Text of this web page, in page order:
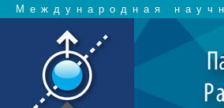
Международная